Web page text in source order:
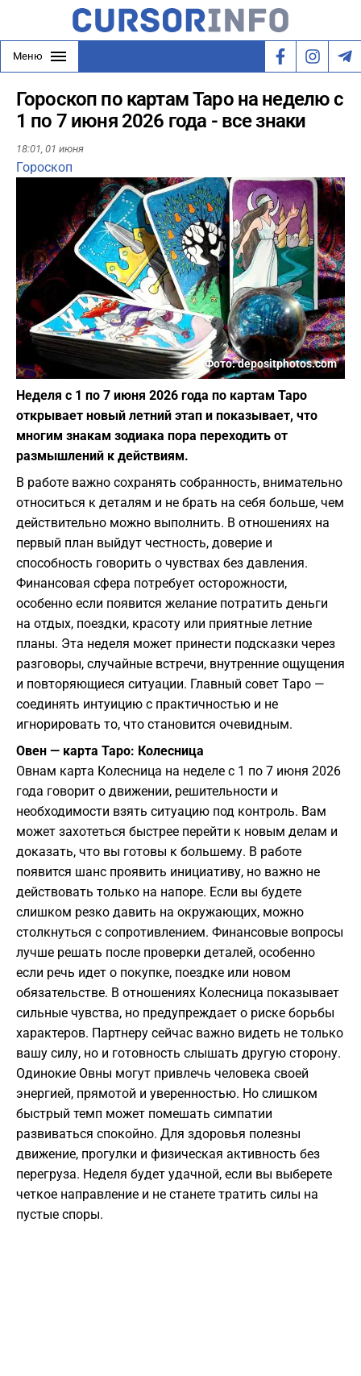
Меню
Гороскоп по картам Таро на неделю с
1 по 7 июня 2026 года - все знаки
18:01, 01 июня
Гороскоп
Фото: depositphotos.com
Неделя с 1 по 7 июня 2026 года по картам Таро
открывает новый летний этап и показывает, что
многим знакам зодиака пора переходить от
размышлений к действиям.
В работе важно сохранять собранность, внимательно
относиться к деталям и не брать на себя больше, чем
действительно можно выполнить. В отношениях на
первый план выйдут честность, доверие и
способность говорить о чувствах без давления.
Финансовая сфера потребует осторожности,
особенно если появится желание потратить деньги
на отдых, поездки, красоту или приятные летние
планы. Эта неделя может принести подсказки через
разговоры, случайные встречи, внутренние ощущения
и повторяющиеся ситуации. Главный совет Таро —
соединять интуицию с практичностью и не
игнорировать то, что становится очевидным.
Овен — карта Таро: Колесница
Овнам карта Колесница на неделе с 1 по 7 июня 2026
года говорит о движении, решительности и
необходимости взять ситуацию под контроль. Вам
может захотеться быстрее перейти к новым делам и
доказать, что вы готовы к большему. В работе
появится шанс проявить инициативу, но важно не
действовать только на напоре. Если вы будете
слишком резко давить на окружающих, можно
столкнуться с сопротивлением. Финансовые вопросы
лучше решать после проверки деталей, особенно
если речь идет о покупке, поездке или новом
обязательстве. В отношениях Колесница показывает
сильные чувства, но предупреждает о риске борьбы
характеров. Партнеру сейчас важно видеть не только
вашу силу, но и готовность слышать другую сторону.
Одинокие Овны могут привлечь человека своей
энергией, прямотой и уверенностью. Но слишком
быстрый темп может помешать симпатии
развиваться спокойно. Для здоровья полезны
движение, прогулки и физическая активность без
перегруза. Неделя будет удачной, если вы выберете
четкое направление и не станете тратить силы на
пустые споры.